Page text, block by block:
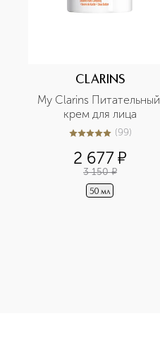
CLARINS
My Clarins Питательный
крем для лица
4.9из599 (99)
2 677¤
3 150 ¤
50 мл